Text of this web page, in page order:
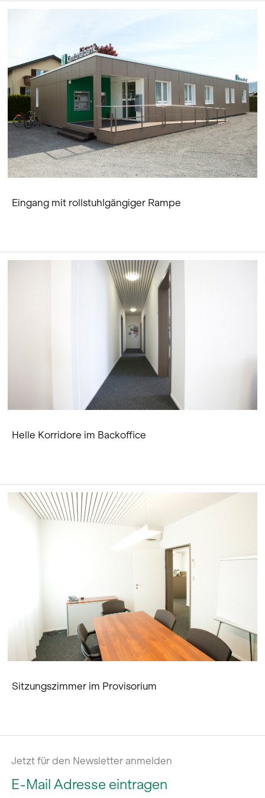
Eingang mit rollstuhlgängiger Rampe
Helle Korridore im Backoffice
Sitzungszimmer im Provisorium
Jetzt für den Newsletter anmelden